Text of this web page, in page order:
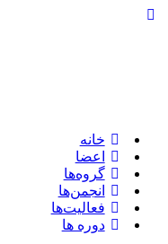
خانه
اعضا
گروه‌ها
انجمن‌ها
فعالیت‌ها
دوره ها